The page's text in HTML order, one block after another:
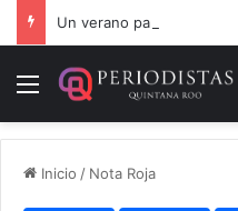
Menú
Inicio / Nota Roja